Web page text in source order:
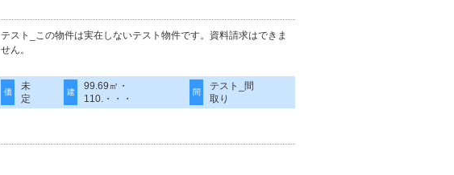
テスト_この物件は実在しないテスト物件です。資料請求はできま
せん。
価
未
定
建
99.69㎡・
110.・・・
間
テスト_間
取り